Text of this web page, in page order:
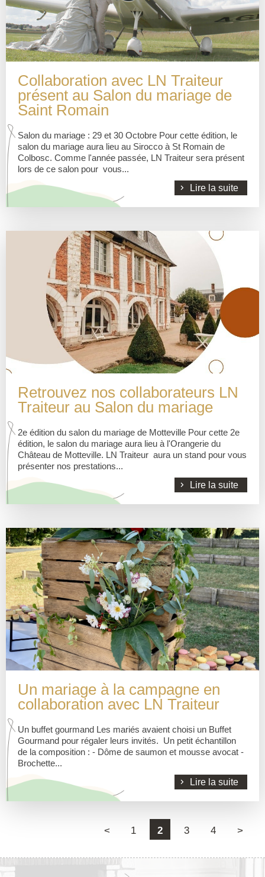
Collaboration avec LN Traiteur
présent au Salon du mariage de
Saint Romain
Salon du mariage : 29 et 30 Octobre Pour cette édition, le
salon du mariage aura lieu au Sirocco à St Romain de
Colbosc. Comme l'année passée, LN Traiteur sera présent
lors de ce salon pour vous...
Lire la suite
Retrouvez nos collaborateurs LN
Traiteur au Salon du mariage
2e édition du salon du mariage de Motteville Pour cette 2e
édition, le salon du mariage aura lieu à l'Orangerie du
Château de Motteville. LN Traiteur aura un stand pour vous
présenter nos prestations...
Lire la suite
Un mariage à la campagne en
collaboration avec LN Traiteur
Un buffet gourmand Les mariés avaient choisi un Buffet
Gourmand pour régaler leurs invités. Un petit échantillon
de la composition : - Dôme de saumon et mousse avocat -
Brochette...
Lire la suite
< 1 2 3 4 >